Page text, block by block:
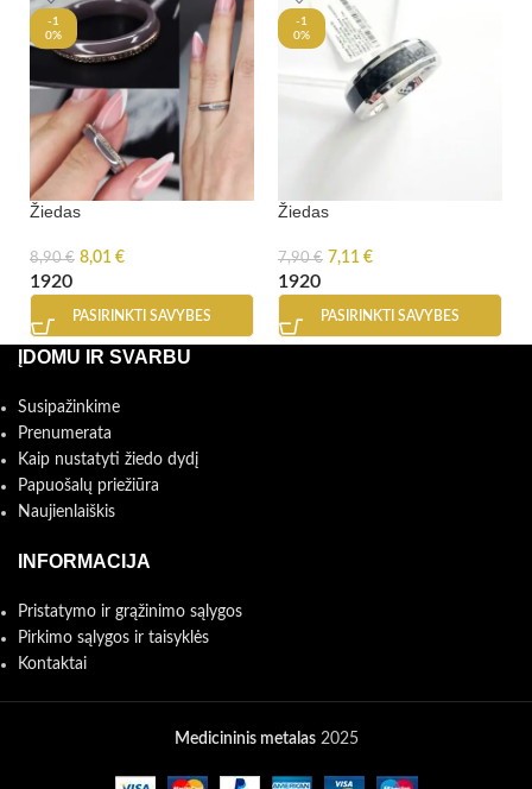
-1
0%
Žiedas
8,90€ 8,01 €
1920
PASIRINKTI SAVYBES
-1
0%
Žiedas
7,90€ 7,11 €
1920
PASIRINKTI SAVYBES
ĮDOMU IR SVARBU
Susipažinkime
Prenumerata
Kaip nustatyti žiedo dydį
Papuošalų priežiūra
Naujienlaiškis
INFORMACIJA
Pristatymo ir grąžinimo sąlygos
Pirkimo sąlygos ir taisyklės
Kontaktai
Medicininis metalas2025